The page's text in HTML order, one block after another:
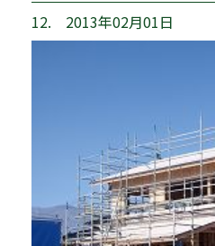
12. 2013年02月01日